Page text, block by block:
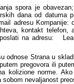
dana od datuma
adresu Kompanije:
kontakt
na adresu:
odnose Strana u
pregovora ili
kolizione norme.
nevaljanost